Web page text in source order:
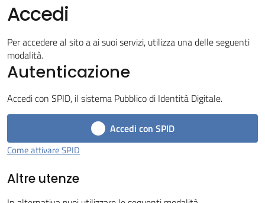
Servizi
Vivere
Borgo
on-
Accedi
Per accedere al sito a ai suoi servizi, utilizza una delle seguenti
modalità.
Autenticazione
Accedi con SPID, il sistema Pubblico di Identità Digitale.
Accedi con SPID
Come attivare SPID
Altre utenze